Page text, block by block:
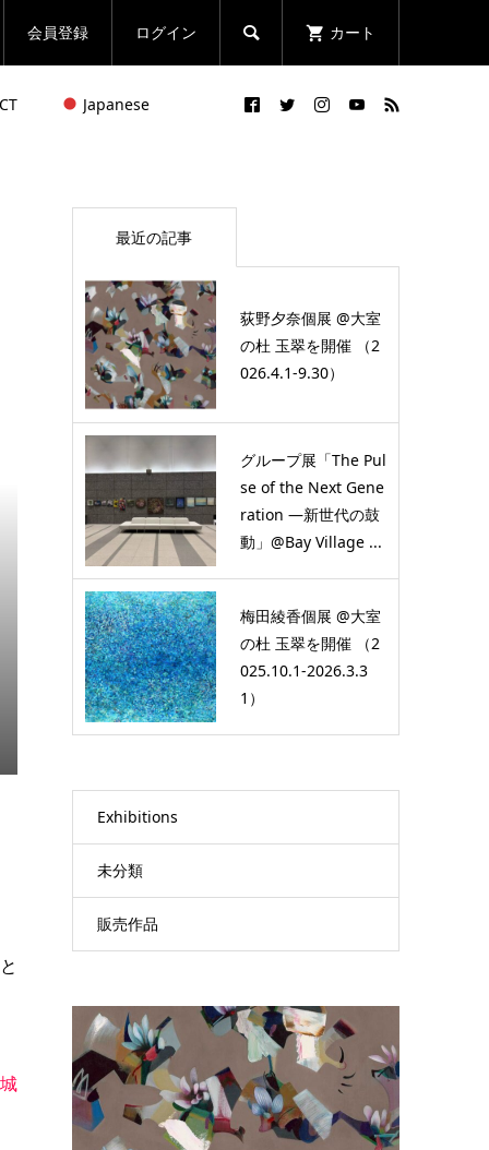
会員登録 ログイン  カート
Japanese
最近の記事
荻野夕奈個展 @大室
の杜 玉翠を開催 （2
026.4.1-9.30）
グループ展「The Pul
se of the Next Gene
ration ―新世代の鼓
動」@Bay Village ...
梅田綾香個展 @大室
の杜 玉翠を開催 （2
025.10.1-2026.3.3
1）
Exhibitions
未分類
販売作品